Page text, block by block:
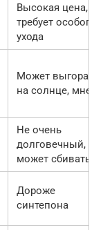
Высокая цена,
требует особого
ухода
Может выгорать
на солнце,
Не очень
долговечный,
может сбиваться
Дороже
синтепона